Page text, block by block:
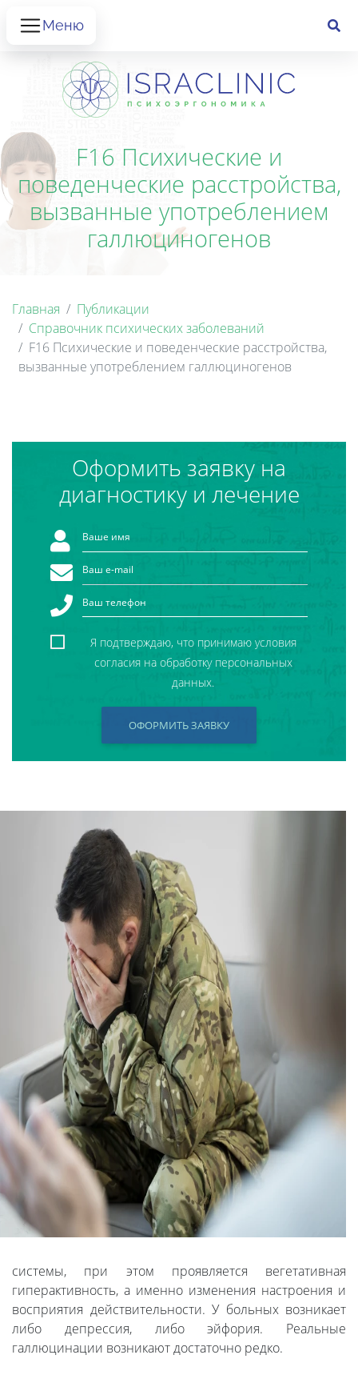
Меню
F16 Психические и
поведенческие расстройства,
вызванные употреблением
галлюциногенов
Главная
Публикации
Справочник психических заболеваний
F16 Психические и поведенческие расстройства,
вызванные употреблением галлюциногенов
Оформить заявку на
диагностику и лечение
Я подтверждаю, что принимаю условия
согласия на обработку персональных
данных.
ОФОРМИТЬ ЗАЯВКУ
системы, при этом проявляется вегетативная
гиперактивность, а именно изменения настроения и
восприятия действительности. У больных возникает
либо депрессия, либо эйфория. Реальные
галлюцинации возникают достаточно редко.